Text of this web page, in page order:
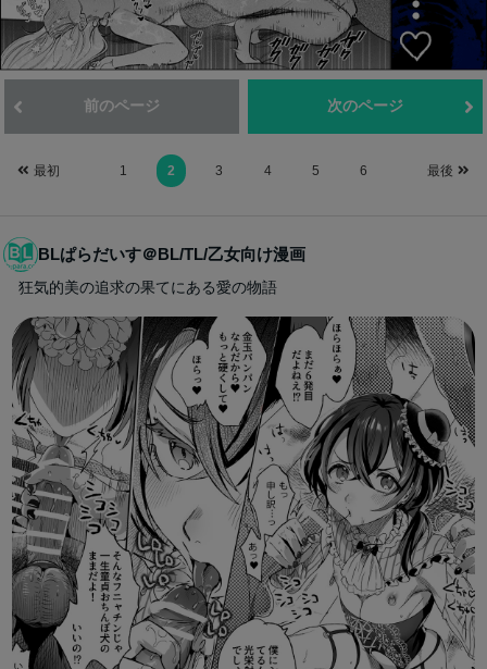
前のページ 次のページ
最初 1 2 3 4 5 6 最後
BLぱらだいす＠BL/TL/乙女向け漫画
狂気的美の追求の果てにある愛の物語